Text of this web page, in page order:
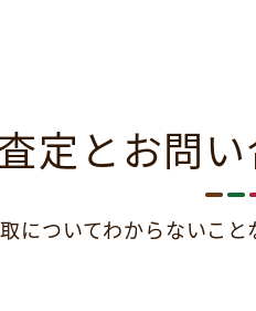
定とお問
についてわからないこと